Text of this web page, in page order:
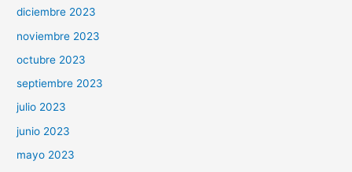
diciembre 2023
noviembre 2023
octubre 2023
septiembre 2023
julio 2023
junio 2023
mayo 2023